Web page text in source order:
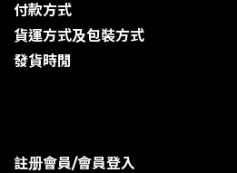
付款方式
貨運方式及包裝方式
發貨時閒
註册會員/會員登入